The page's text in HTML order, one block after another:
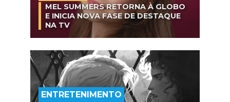
MEL SUMMERS RETORNA À GLOBO
E INICIA NOVA FASE DE DESTAQUE
NA TV
ENTRETENIMENTO